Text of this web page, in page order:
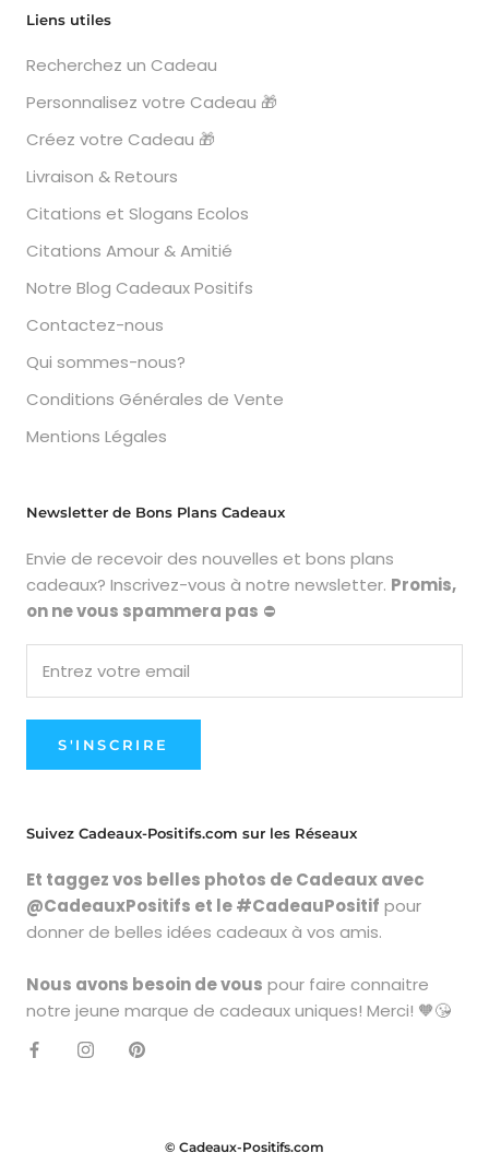
Liens utiles
Recherchez un Cadeau
Personnalisez votre Cadeau 🎁
Créez votre Cadeau 🎁
Livraison & Retours
Citations et Slogans Ecolos
Citations Amour & Amitié
Notre Blog Cadeaux Positifs
Contactez-nous
Qui sommes-nous?
Conditions Générales de Vente
Mentions Légales
Newsletter de Bons Plans Cadeaux
Envie de recevoir des nouvelles et bons plans
cadeaux? Inscrivez-vous à notre newsletter. Promis,
on ne vous spammera pas ⛔
S'INSCRIRE
Suivez Cadeaux-Positifs.com sur les Réseaux
Et taggez vos belles photos de Cadeaux avec
@CadeauxPositifs et le #CadeauPositif pour
donner de belles idées cadeaux à vos amis.
Nous avons besoin de vous pour faire connaitre
notre jeune marque de cadeaux uniques! Merci! 🧡😘
© Cadeaux-Positifs.com